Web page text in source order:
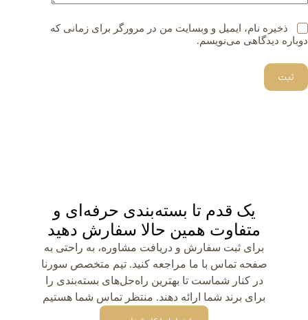
ذخیره نام، ایمیل و وبسایت من در مرورگر برای زمانی که
دوباره دیدگاهی می‌نویسم.
ثبت
یک قدم تا بسته‌بندی حرفه‌ای و
متفاوت همین حالا سفارش دهید
برای ثبت سفارش و دریافت مشاوره، به راحتی به
صفحه تماس با ما مراجعه کنید. تیم متخصص سورنا
در کنار شماست تا بهترین راه‌حل‌های بسته‌بندی را
برای برند شما ارائه دهند. منتظر تماس شما هستیم